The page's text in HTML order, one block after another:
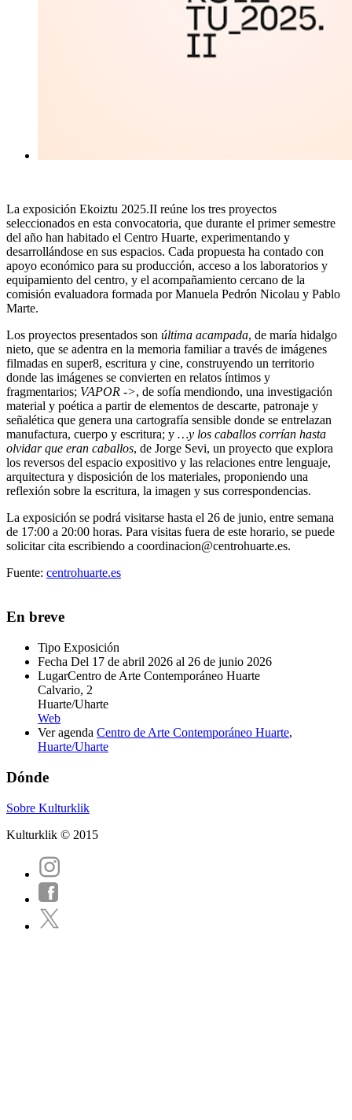
La exposición Ekoiztu 2025.II reúne los tres proyectos
seleccionados en esta convocatoria, que durante el primer semestre
del año han habitado el Centro Huarte, experimentando y
desarrollándose en sus espacios. Cada propuesta ha contado con
apoyo económico para su producción, acceso a los laboratorios y
equipamiento del centro, y el acompañamiento cercano de la
comisión evaluadora formada por Manuela Pedrón Nicolau y Pablo
Marte.
Los proyectos presentados son última acampada, de maría hidalgo
nieto, que se adentra en la memoria familiar a través de imágenes
filmadas en super8, escritura y cine, construyendo un territorio
donde las imágenes se convierten en relatos íntimos y
fragmentarios; VAPOR ->, de sofía mendiondo, una investigación
material y poética a partir de elementos de descarte, patronaje y
señalética que genera una cartografía sensible donde se entrelazan
manufactura, cuerpo y escritura; y …y los caballos corrían hasta
olvidar que eran caballos, de Jorge Sevi, un proyecto que explora
los reversos del espacio expositivo y las relaciones entre lenguaje,
arquitectura y disposición de los materiales, proponiendo una
reflexión sobre la escritura, la imagen y sus correspondencias.
La exposición se podrá visitarse hasta el 26 de junio, entre semana
de 17:00 a 20:00 horas. Para visitas fuera de este horario, se puede
solicitar cita escribiendo a coordinacion@centrohuarte.es.
Fuente: centrohuarte.es
En breve
Tipo Exposición
Fecha Del 17 de abril 2026 al 26 de junio 2026
LugarCentro de Arte Contemporáneo Huarte
Calvario, 2
Huarte/Uharte
Web
Ver agenda Centro de Arte Contemporáneo Huarte,
Huarte/Uharte
Dónde
Sobre Kulturklik
Kulturklik © 2015